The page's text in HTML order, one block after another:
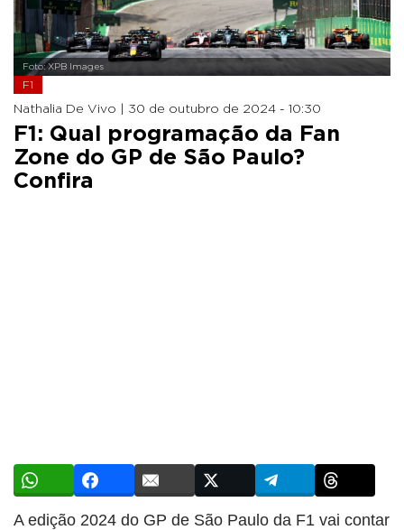
Foto: XPB Images
F1
Nathalia De Vivo | 30 de outubro de 2024 - 10:30
F1: Qual programação da Fan
Zone do GP de São Paulo?
Confira
A edição 2024 do GP de São Paulo da F1 vai contar